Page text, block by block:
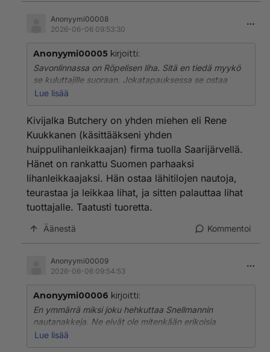
Anonyymi00008
2026-06-06 09:53:30
Anonyymi00005 kirjoitti:
Savonlinnassa on Röpelisen liha. Sitä en tiedä myykö
se kuluttajille suoraan. Jokatapauksessa se ostaa
tilalta eläimen suoraan ja teurastaa lihat vakuumiin ja
Lue lisää
Kivijalka Butchery on yhden miehen eli Rene
Kuukkanen (käsittääkseni yhden
huippulihanleikkaajan) firma tuolla Saarijärvellä.
Hänet on rankattu Suomen parhaaksi
lihanleikkaajaksi. Hän ostaa lähitilojen nautoja,
teurastaa ja leikkaa lihat, ja sitten palauttaa lihat
tuottajalle. Taatusti tuoretta.
Äänestä Kommentoi
Anonyymi00009
2026-06-06 09:54:53
Anonyymi00006 kirjoitti:
En ymmärrä miksi joku hehkuttaa Snellmannin
nautanakkeja. Ne eivät ole mitenkään erikoisia
kategoriassaan, lihapitoisuuskin vaatimaton. Ehkä
Lue lisää